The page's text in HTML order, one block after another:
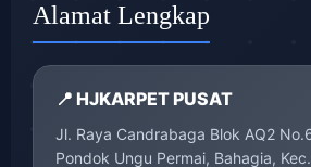
Alamat Lengkap
📍 HJKARPET PUSAT
Jl. Raya Candrabaga Blok AQ2
Pondok Ungu Permai, Bahagia,